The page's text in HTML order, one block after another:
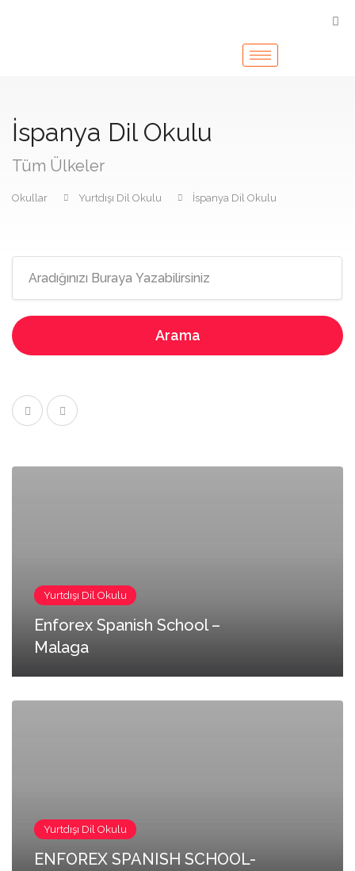
İspanya Dil Okulu
Tüm Ülkeler
Okullar Yurtdışı Dil Okulu İspanya Dil Okulu
Arama
Yurtdışı Dil Okulu
Enforex Spanish School –
Malaga
Yurtdışı Dil Okulu
ENFOREX SPANISH SCHOOL-